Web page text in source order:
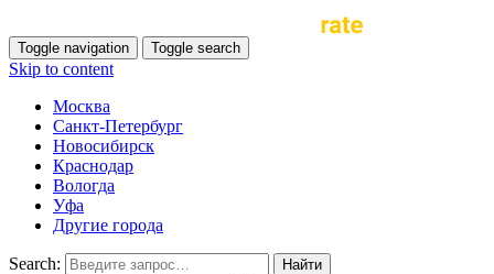
Toggle navigation Toggle search
Skip to content
Москва
Санкт-Петербург
Новосибирск
Краснодар
Вологда
Уфа
Другие города
Search: